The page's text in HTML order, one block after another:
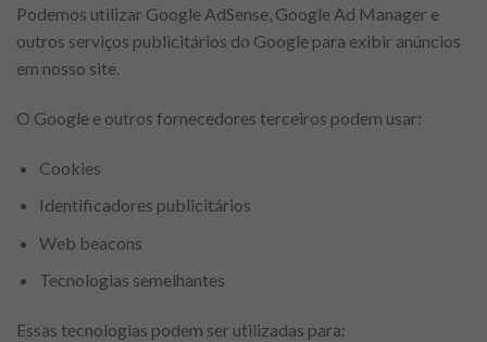
Podemos utilizar Google AdSense, Google Ad Manager e
outros serviços publicitários do Google para exibir anúncios
em nosso site.
O Google e outros fornecedores terceiros podem usar:
Cookies
Identificadores publicitários
Web beacons
Tecnologias semelhantes
Essas tecnologias podem ser utilizadas para: